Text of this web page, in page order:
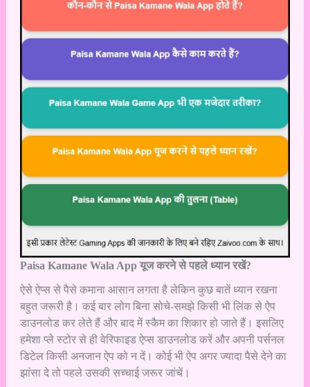
Paisa Kamane Wala App यूज करने से पहले ध्यान रखें?
ऐसे ऐप्स से पैसे कमाना आसान लगता है लेकिन कुछ बातें ध्यान रखना
बहुत जरूरी है। कई बार लोग बिना सोचे-समझे किसी भी लिंक से ऐप
डाउनलोड कर लेते हैं और बाद में स्कैम का शिकार हो जाते हैं। इसलिए
हमेशा प्ले स्टोर से ही वेरिफाइड ऐप्स डाउनलोड करें और अपनी पर्सनल
डिटेल किसी अनजान ऐप को न दें। कोई भी ऐप अगर ज्यादा पैसे देने का
झांसा दे तो पहले उसकी सच्चाई जरूर जांचें।